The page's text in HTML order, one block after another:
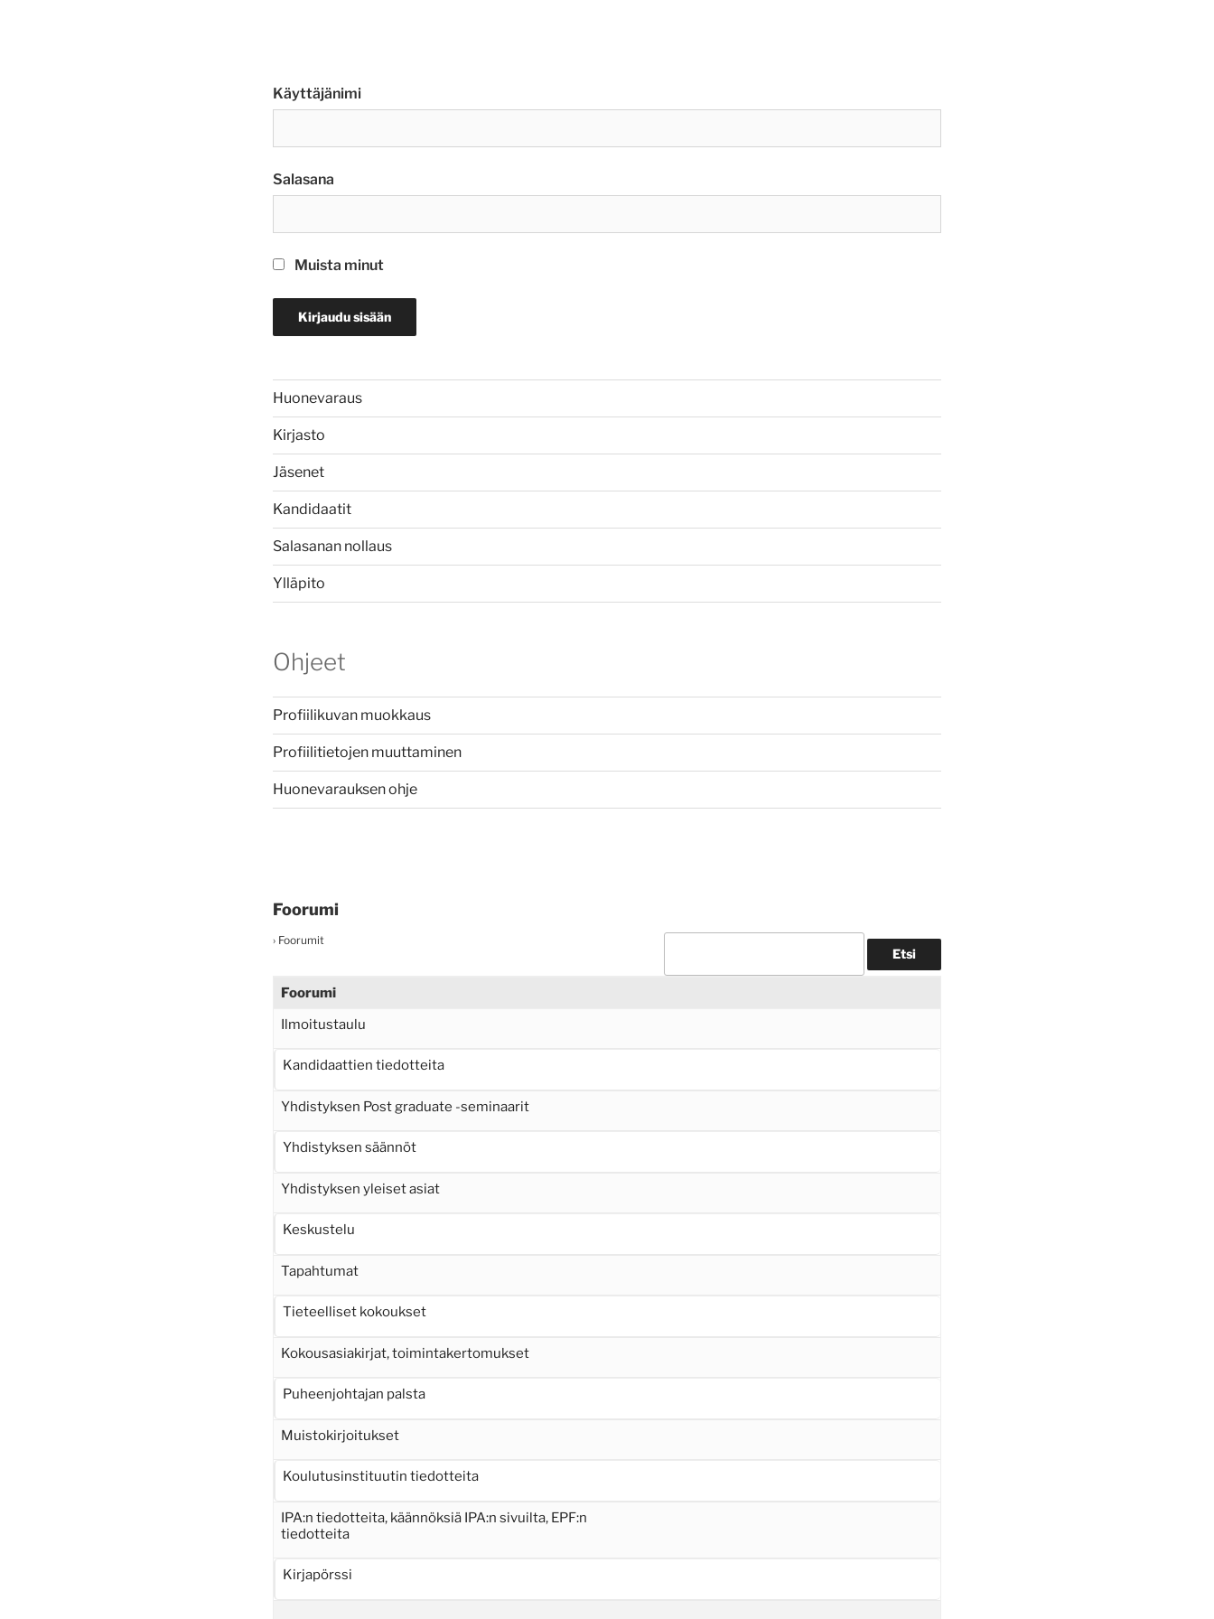
Käyttäjänimi
Salasana
Muista minut
Huonevaraus
Kirjasto
Jäsenet
Kandidaatit
Salasanan nollaus
Ylläpito
Ohjeet
Profiilikuvan muokkaus
Profiilitietojen muuttaminen
Huonevarauksen ohje
Foorumi
› Foorumit
Foorumi
Ilmoitustaulu
Kandidaattien tiedotteita
Yhdistyksen Post graduate -seminaarit
Yhdistyksen säännöt
Yhdistyksen yleiset asiat
Keskustelu
Tapahtumat
Tieteelliset kokoukset
Kokousasiakirjat, toimintakertomukset
Puheenjohtajan palsta
Muistokirjoitukset
Koulutusinstituutin tiedotteita
IPA:n tiedotteita, käännöksiä IPA:n sivuilta, EPF:n
tiedotteita
Kirjapörssi